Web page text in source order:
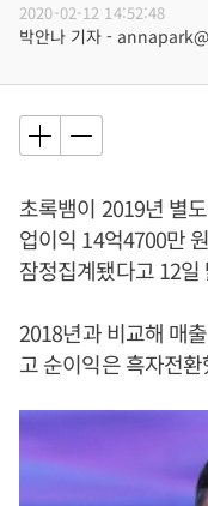
2020-02-12 14:52:48
박안나 기자 -
초록뱀이 2019년 별
업이익 14억4700만
잠정집계됐다고 12일
2018년과 비교해 매
고 순이익은 흑자전환